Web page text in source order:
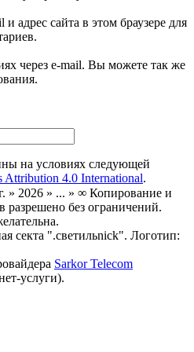
адрес сайта в этом браузере для
через e-mail. Вы можете так же
на условиях следующей
Attribution 4.0 International.
» 2026 » ... » ∞ Копирование и
разрешено без ограничений.
секта ".светильnick". Логотип:
Sarkor Telecom
услуги).